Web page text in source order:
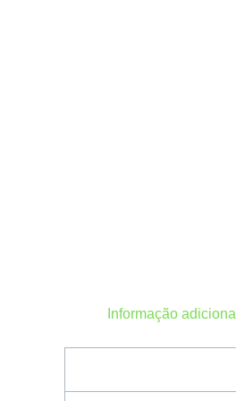
Informação adicional